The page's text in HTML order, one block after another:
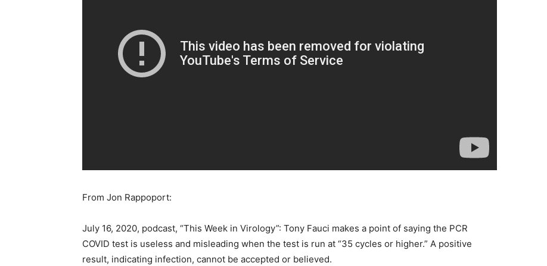
From Jon Rappoport:
July 16, 2020, podcast, “This Week in Virology”: Tony Fauci makes a point of saying the PCR
COVID test is useless and misleading when the test is run at “35 cycles or higher.” A positive
result, indicating infection, cannot be accepted or believed.